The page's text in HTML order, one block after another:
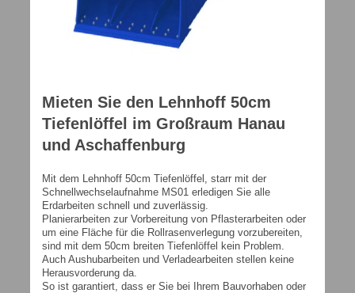
Mieten Sie den Lehnhoff 50cm
Tiefenlöffel im Großraum Hanau
und Aschaffenburg
Mit dem Lehnhoff 50cm Tiefenlöffel, starr mit der
Schnellwechselaufnahme MS01 erledigen Sie alle
Erdarbeiten schnell und zuverlässig.
Planierarbeiten zur Vorbereitung von Pflasterarbeiten oder
um eine Fläche für die Rollrasenverlegung vorzubereiten,
sind mit dem 50cm breiten Tiefenlöffel kein Problem.
Auch Aushubarbeiten und Verladearbeiten stellen keine
Herausvorderung da.
So ist garantiert, dass er Sie bei Ihrem Bauvorhaben oder